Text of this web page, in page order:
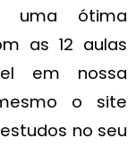
uma ótima
as 12 aulas
em nossa
o site
no seu